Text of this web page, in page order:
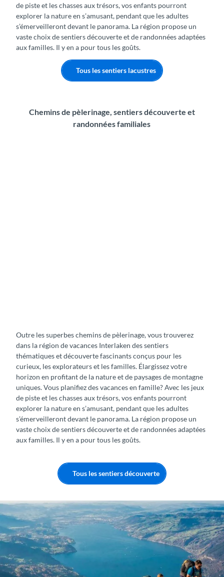
de piste et les chasses aux trésors, vos enfants pourront
explorer la nature en s’amusant, pendant que les adultes
s’émerveilleront devant le panorama. La région propose un
vaste choix de sentiers découverte et de randonnées adaptées
aux familles. Il y en a pour tous les goûts.
Tous les sentiers lacustres
Chemins de pèlerinage, sentiers découverte et
randonnées familiales
Outre les superbes chemins de pèlerinage, vous trouverez
dans la région de vacances Interlaken des sentiers
thématiques et découverte fascinants conçus pour les
curieux, les explorateurs et les familles. Élargissez votre
horizon en profitant de la nature et de paysages de montagne
uniques. Vous planifiez des vacances en famille? Avec les jeux
de piste et les chasses aux trésors, vos enfants pourront
explorer la nature en s’amusant, pendant que les adultes
s’émerveilleront devant le panorama. La région propose un
vaste choix de sentiers découverte et de randonnées adaptées
aux familles. Il y en a pour tous les goûts.
Tous les sentiers découverte